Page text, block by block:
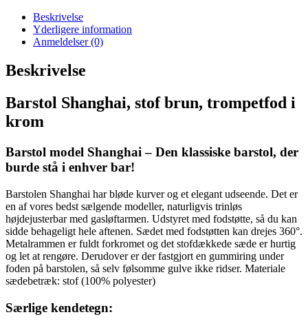
Beskrivelse
Yderligere information
Anmeldelser (0)
Beskrivelse
Barstol Shanghai, stof brun, trompetfod i
krom
Barstol model Shanghai – Den klassiske barstol, der
burde stå i enhver bar!
Barstolen Shanghai har bløde kurver og et elegant udseende. Det er
en af vores bedst sælgende modeller, naturligvis trinløs
højdejusterbar med gasløftarmen. Udstyret med fodstøtte, så du kan
sidde behageligt hele aftenen. Sædet med fodstøtten kan drejes 360°.
Metalrammen er fuldt forkromet og det stofdækkede sæde er hurtig
og let at rengøre. Derudover er der fastgjort en gummiring under
foden på barstolen, så selv følsomme gulve ikke ridser. Materiale
sædebetræk: stof (100% polyester)
Særlige kendetegn: